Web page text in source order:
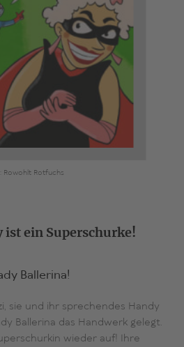
Rowohlt Rotfuchs
ein Superschurke!
Ballerina!
sie und ihr sprechendes Handy
Ballerina das Handwerk gelegt.
wieder auf! Ihre